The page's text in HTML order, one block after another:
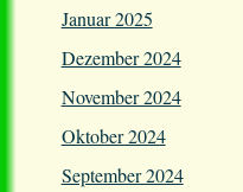
Januar 2025
Dezember 2024
November 2024
Oktober 2024
September 2024